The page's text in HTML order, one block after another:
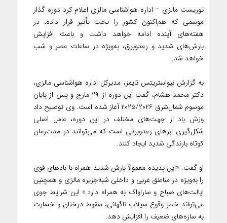
توریست مالزی – اداره هواشناسی مالزی اعلام کرد دوره گذار
موسمی که هم‌اکنون کشور را تحت تأثیر قرار داده، در
هفته‌های آینده ادامه خواهد داشت و باعث افزایش
بارش‌های شدید و رعدوبرق، به‌ویژه در ساعات عصر و شب
خواهد شد.
به گزارش نیواستریتس تایمز، مدیرکل اداره هواشناسی مالزی،
دکتر محمد هشام، گفت این دوره از ۲۹ مارچ و پس از پایان
موسوم شمال‌شرق ۲۰۲۵/۲۰۲۶ آغاز شده است. وی توضیح داد
وزش باد از جهت‌های مختلف در این دوره، عامل اصلی
شکل‌گیری ابرهای رعدوبرقی است که می‌توانند در مدت‌زمان
کوتاه بارندگی شدید ایجاد کنند.
او گفت: «این پدیده معمولاً بارش شدید همراه با بادهای قوی
را به‌ویژه در مناطق غربی و داخلی شبه‌جزیره مالزی و همچنین
ایالت‌های صباح و ساراواک به همراه دارد.» این شرایط جوی
می‌تواند خطر وقوع سیلاب ناگهانی، سقوط درختان و خسارت
به سازه‌های ضعیف را افزایش دهد.